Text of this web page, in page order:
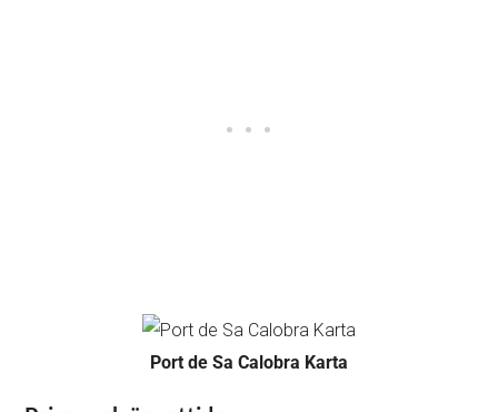
Port de Sa Calobra Karta